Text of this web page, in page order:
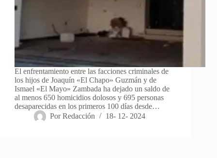
El enfrentamiento entre las facciones criminales de
los hijos de Joaquín «El Chapo» Guzmán y de
Ismael «El Mayo» Zambada ha dejado un saldo de
al menos 650 homicidios dolosos y 695 personas
desaparecidas en los primeros 100 días desde…
Por Redacción 18- 12- 2024